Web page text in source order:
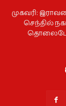
முகவரி:
செந்தில்